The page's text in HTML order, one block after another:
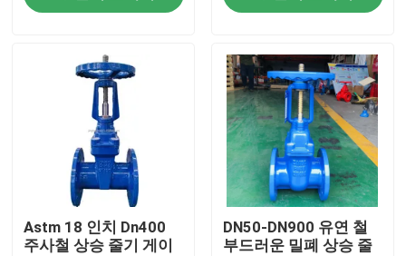
품질 관리
문의하기
케이스
DI 문짝 밸브
Astm 18 인치 Dn400
주사철 상승 줄기 게이
DN50-DN900 유연 철
부드러운 밀폐 상승 줄